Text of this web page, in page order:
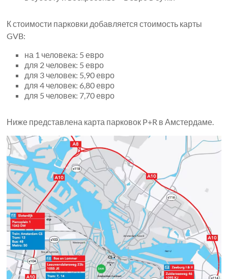
К стоимости парковки добавляется стоимость карты
GVB:
на 1 человека: 5 евро
для 2 человек: 5 евро
для 3 человек: 5,90 евро
для 4 человек: 6,80 евро
для 5 человек: 7,70 евро
Ниже представлена ​​карта парковок P+R в Амстердаме.